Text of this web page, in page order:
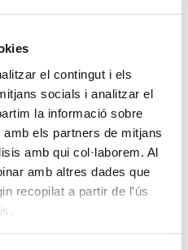
el contingut i els
socials i analitzar el
la informació sobre
els partners de mitjans
amb qui col·laborem. Al
amb altres dades que
recopilat a partir de l'ús
la USOC
per Android
per iOS
contacte